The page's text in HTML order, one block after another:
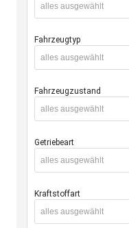
alles ausgewählt
Fahrzeugtyp
alles ausgewählt
Fahrzeugzustand
alles ausgewählt
Getriebeart
alles ausgewählt
Kraftstoffart
alles ausgewählt